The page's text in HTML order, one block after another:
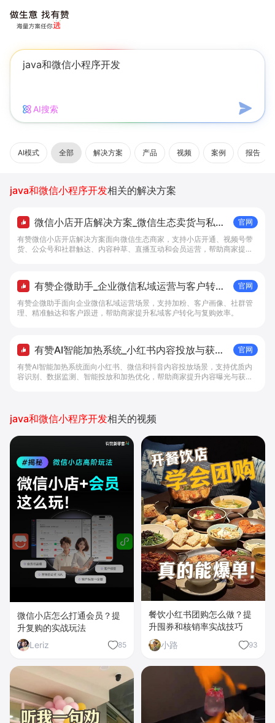
AI搜索
AI模式 全部 解决方案 产品 视频 案例 报告
java和微信小程序开发相关的解决方案
微信小店开店解决方案_微信生态卖货与私域
经营 - 做生意, 找有赞
官网
有赞微信小店开店解决方案面向微信生态商家，支持小店开通、视频号带
货、公众号和社群触达、内容种草、直播互动和会员运营，帮助商家提升
有赞企微助手_企业微信私域运营与客户转化
工具 - 做生意, 找有赞
官网
有赞企微助手面向企业微信私域运营场景，支持加粉、客户画像、社群管
理、精准触达和客户跟进，帮助商家提升私域客户转化与复购效率。
有赞AI智能加热系统_小红书内容投放与获客
提效解决方案 - 做生意, 找有赞
官网
有赞AI智能加热系统面向小红书、微信和抖音内容投放场景，支持优质内
容识别、数据监测、智能投放和加热优化，帮助商家提升内容曝光与获客
java和微信小程序开发相关的视频
微信小店怎么打通会员？提
升复购的实战玩法
Leriz
85
餐饮小红书团购怎么做？提
升囤券和核销率实战技巧
小路
93